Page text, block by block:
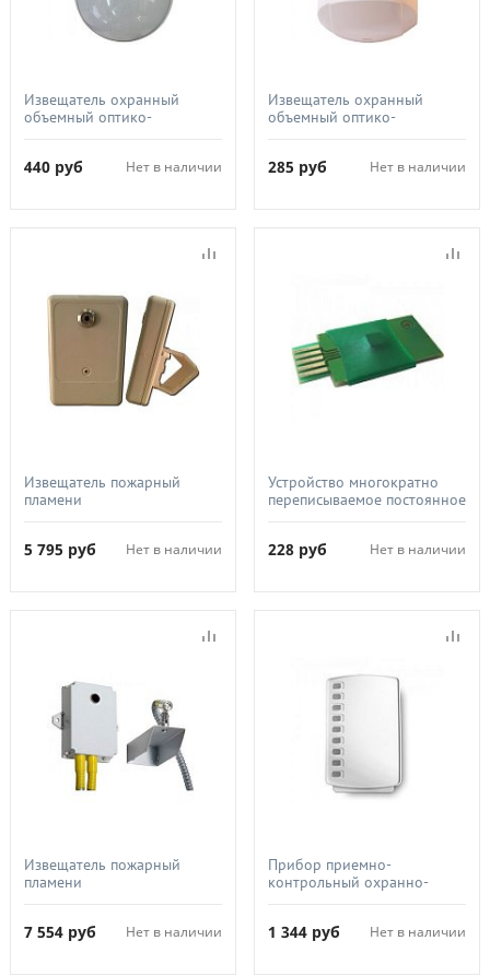
Извещатель охранный
объемный оптико-
440 руб Нет в наличии
Извещатель охранный
объемный оптико-
285 руб Нет в наличии
Извещатель пожарный
пламени
Спектрон-202.Р
5 795 руб Нет в наличии
Устройство многократно
переписываемое постоянное
228 руб Нет в наличии
Извещатель пожарный
пламени
Спектрон-220Р
7 554 руб Нет в наличии
Прибор приемно-
контрольный охранно-
1 344 руб Нет в наличии